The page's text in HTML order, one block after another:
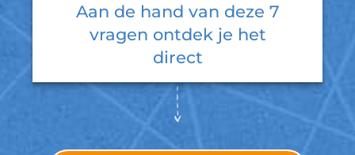
Aan de hand van deze 7
vragen ontdek je het
direct